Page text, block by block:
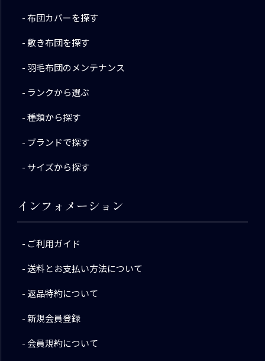
布団カバーを探す
敷き布団を探す
羽毛布団のメンテナンス
ランクから選ぶ
種類から探す
ブランドで探す
サイズから探す
インフォメーション
ご利用ガイド
送料とお支払い方法について
返品特約について
新規会員登録
会員規約について